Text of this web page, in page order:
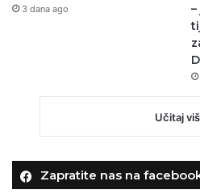
3 dana ago
Učitaj
Zapratite nas na